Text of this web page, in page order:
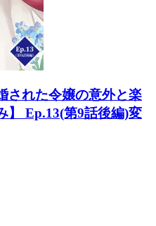
された令嬢の意外と楽
】 Ep.13(第9話後編)変